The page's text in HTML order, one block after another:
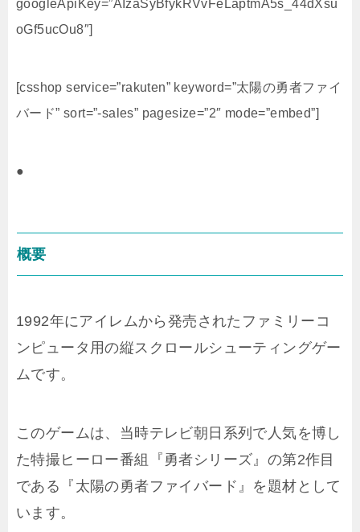
googleApiKey=”AIzaSyBfykRVvFeLaptmA5s_44dXsu
oGf5ucOu8″]
[csshop service=”rakuten” keyword=”太陽の勇者ファイ
バード” sort=”-sales” pagesize=”2″ mode=”embed”]
●
概要
1992年にアイレムから発売されたファミリーコ
ンピュータ用の縦スクロールシューティングゲー
ムです。
このゲームは、当時テレビ朝日系列で人気を博し
た特撮ヒーロー番組『勇者シリーズ』の第2作目
である『太陽の勇者ファイバード』を題材として
います。